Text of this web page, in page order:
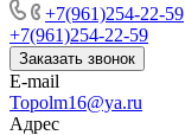
+7(961)254-22-59
+7(961)254-22-59
Заказать звонок
E-mail
Topolm16@ya.ru
Адрес